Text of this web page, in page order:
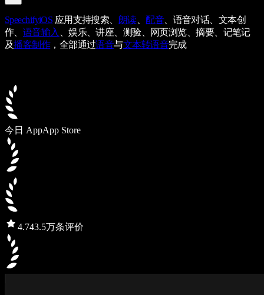
SpeechifyiOS 应用支持搜索、 朗读、配音、语音对话、文本创
作、 语音输入
、娱乐、讲座、测验、网页浏览、摘要、记笔记
及播客制作，全部通过语音与文本转语音完成
今日 AppApp Store
4.743.5万条评价